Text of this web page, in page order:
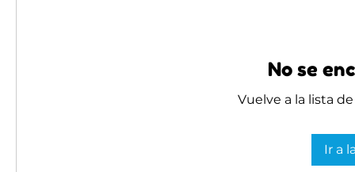
No se
Vuelve a la lista
Ir a